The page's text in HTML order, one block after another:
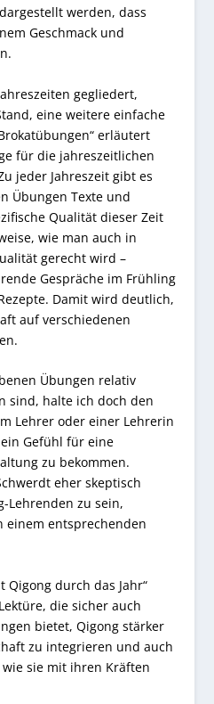
werden, dass
Geschmack und
gegliedert,
eine weitere einfache
erläutert
für die jahreszeitlichen
jeder Jahreszeit gibt es
Übungen Texte und
Qualität dieser Zeit
wie man auch in
gerecht wird –
Gespräche im Frühling
Damit wird deutlich,
auf verschiedenen
Übungen relativ
sind, halte ich doch den
Lehrer oder einer Lehrerin
Gefühl für eine
zu bekommen.
eher skeptisch
Lehrenden zu sein,
einem entsprechenden
Qigong durch das Jahr“
die sicher auch
bietet, Qigong stärker
zu integrieren und auch
sie mit ihren Kräften